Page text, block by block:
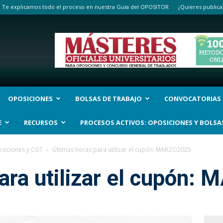
Te explicamos todo el proceso en nuestra Guía del OPOSITOR ¿Quieres
OPOSICIONES BOLSAS DE TRABAJO CONVOCATORIAS
RECURSOS PROCESOS ACTIVOS: OPOSICIONES Y
y CGT Últimas horas para utilizar el cupón: MARZO2025
utilizar el cupón: